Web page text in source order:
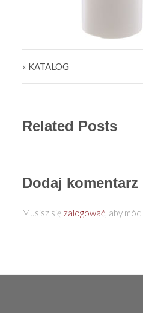
« KATALOG
Related Posts
Dodaj komentarz
Musisz się zalogować, aby